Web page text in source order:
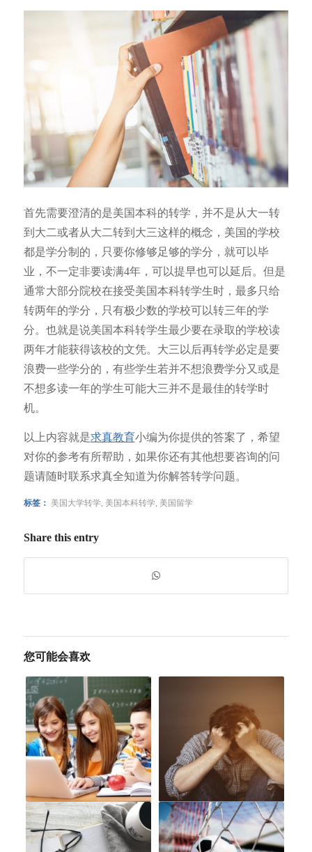
首先需要澄清的是美国本科的转学，并不是从大一转
到大二或者从大二转到大三这样的概念，美国的学校
都是学分制的，只要你修够足够的学分，就可以毕
业，不一定非要读满4年，可以提早也可以延后。但是
通常大部分院校在接受美国本科转学生时，最多只给
转两年的学分，只有极少数的学校可以转三年的学
分。也就是说美国本科转学生最少要在录取的学校读
两年才能获得该校的文凭。大三以后再转学必定是要
浪费一些学分的，有些学生若并不想浪费学分又或是
不想多读一年的学生可能大三并不是最佳的转学时
机。
以上内容就是求真教育小编为你提供的答案了，希望
对你的参考有所帮助，如果你还有其他想要咨询的问
题请随时联系求真全知道为你解答转学问题。
标签： 美国大学转学, 美国本科转学, 美国留学
Share this entry
您可能会喜欢